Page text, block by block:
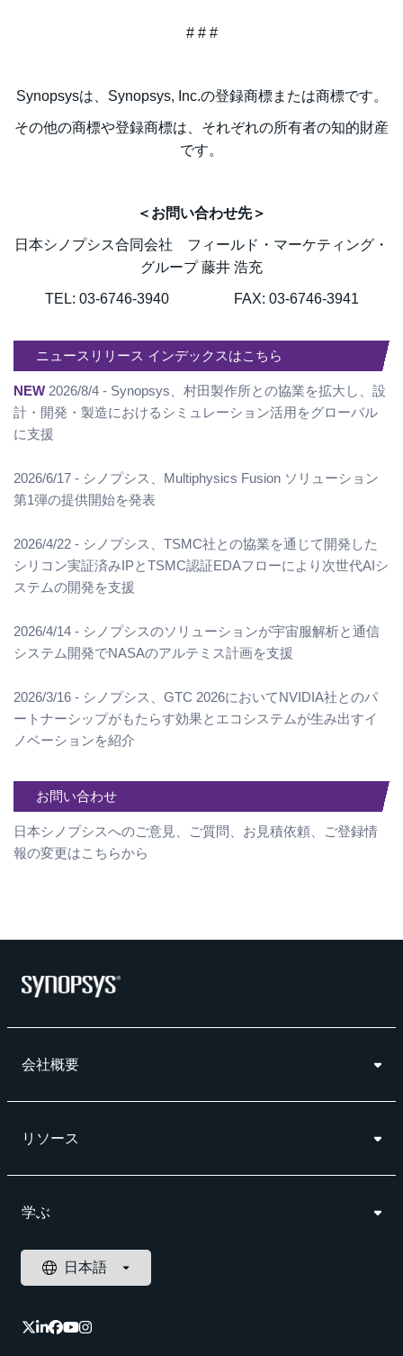
# # #
Synopsysは、Synopsys, Inc.の登録商標または商標です。
その他の商標や登録商標は、それぞれの所有者の知的財産
です。
＜お問い合わせ先＞
日本シノプシス合同会社 フィールド・マーケティング・
グループ 藤井 浩充
TEL: 03-6746-3940 FAX: 03-6746-3941
ニュースリリース インデックスはこちら
NEW 2026/8/4 - Synopsys、村田製作所との協業を拡大し、設
計・開発・製造におけるシミュレーション活用をグローバル
に支援
2026/6/17 - シノプシス、Multiphysics Fusion ソリューション
第1弾の提供開始を発表
2026/4/22 - シノプシス、TSMC社との協業を通じて開発した
シリコン実証済みIPとTSMC認証EDAフローにより次世代AIシ
ステムの開発を支援
2026/4/14 - シノプシスのソリューションが宇宙服解析と通信
システム開発でNASAのアルテミス計画を支援
2026/3/16 - シノプシス、GTC 2026においてNVIDIA社とのパ
ートナーシップがもたらす効果とエコシステムが生み出すイ
ノベーションを紹介
お問い合わせ
日本シノプシスへのご意見、ご質問、お見積依頼、ご登録情
報の変更はこちらから
会社概要
リソース
学ぶ